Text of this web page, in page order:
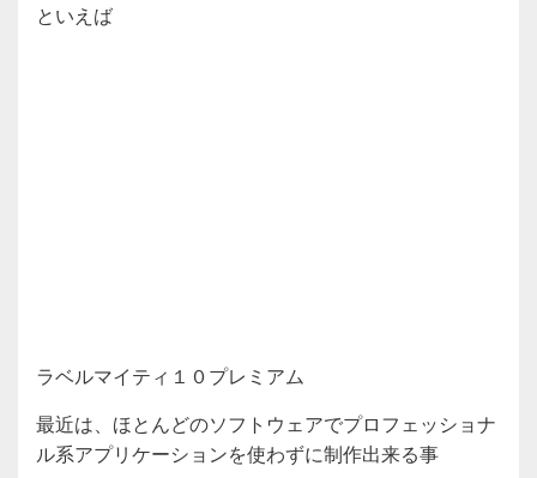
といえば
ラベルマイティ１０プレミアム
最近は、ほとんどのソフトウェアでプロフェッショナ
ル系アプリケーションを使わずに制作出来る事